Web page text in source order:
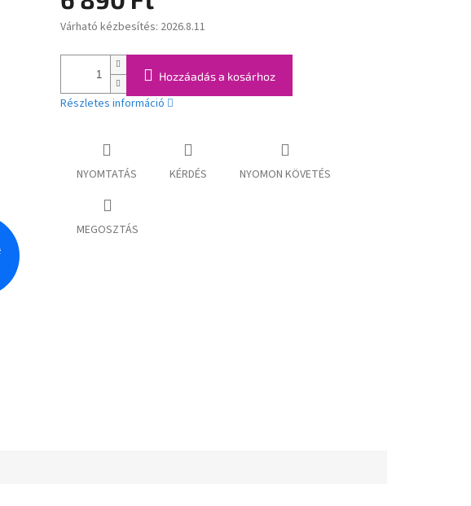
Egységár:
Várható kézbesítés: 2026.8.11
Hozzáadás a kosárhoz
Részletes információ
NYOMTATÁS KÉRDÉS NYOMON KÖVETÉS
MEGOSZTÁS